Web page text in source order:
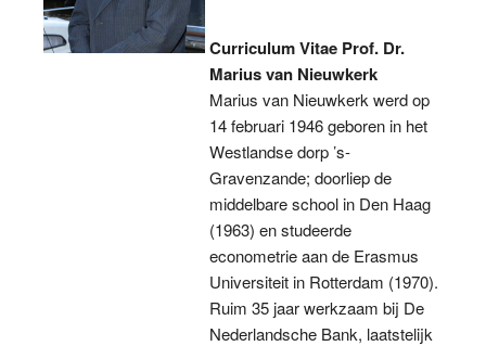
Curriculum Vitae Prof. Dr.
Marius van Nieuwkerk
Marius van Nieuwkerk werd op
14 februari 1946 geboren in het
Westlandse dorp ’s-
Gravenzande; doorliep de
middelbare school in Den Haag
(1963) en studeerde
econometrie aan de Erasmus
Universiteit in Rotterdam (1970).
Ruim 35 jaar werkzaam bij De
Nederlandsche Bank, laatstelijk